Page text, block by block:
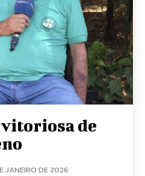
de
JANEIRO DE 2026